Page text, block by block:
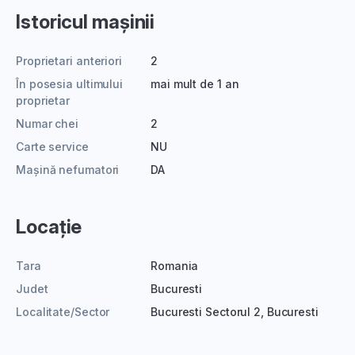
Istoricul mașinii
Proprietari anteriori
2
În posesia ultimului
proprietar
mai mult de 1 an
Numar chei
2
Carte service
NU
Mașină nefumatori
DA
Locație
Tara
Romania
Judet
Bucuresti
Localitate/Sector
Bucuresti Sectorul 2, Bucuresti